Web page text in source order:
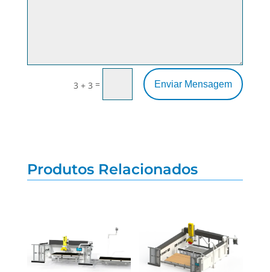
3 + 3 = Enviar Mensagem
Produtos Relacionados